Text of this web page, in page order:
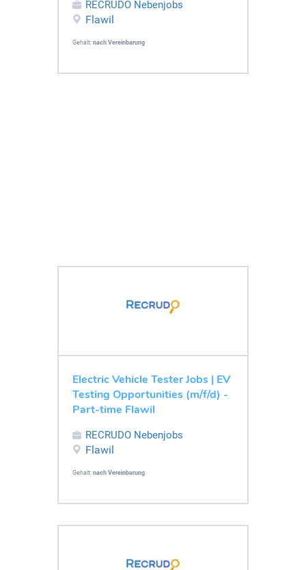
RECRUDO Nebenjobs
Flawil
Gehalt: nach Vereinbarung
Electric Vehicle Tester Jobs | EV
Testing Opportunities (m/f/d) -
Part-time Flawil
RECRUDO Nebenjobs
Flawil
Gehalt: nach Vereinbarung